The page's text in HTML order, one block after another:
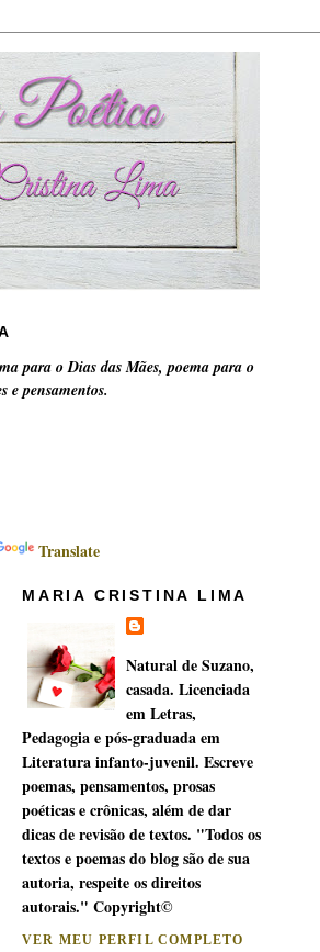
para o Dias das Mães, poema para o
e pensamentos.
Translate
MARIA CRISTINA LIMA
Natural de Suzano,
casada. Licenciada
em Letras,
Pedagogia e pós-graduada em
Literatura infanto-juvenil. Escreve
poemas, pensamentos, prosas
poéticas e crônicas, além de dar
dicas de revisão de textos. "Todos os
textos e poemas do blog são de sua
autoria, respeite os direitos
autorais." Copyright©
VER MEU PERFIL COMPLETO